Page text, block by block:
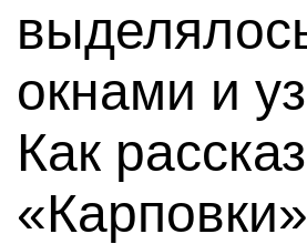
окнами и
Как